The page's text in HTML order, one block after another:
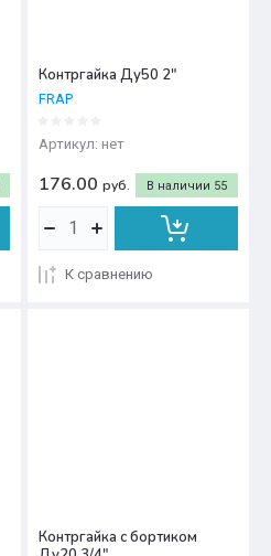
Контргайка Ду50 2"
FRAP
Артикул: нет
В наличии 55
176.00 руб.
К сравнению
Контргайка с бортиком